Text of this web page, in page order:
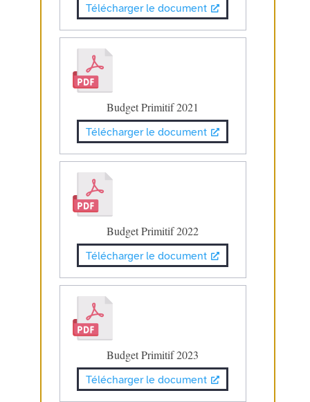
Télécharger le document
Budget Primitif 2021
Télécharger le document
Budget Primitif 2022
Télécharger le document
Budget Primitif 2023
Télécharger le document